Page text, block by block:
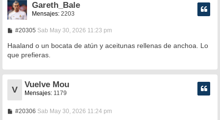
Gareth_Bale
Mensajes: 2203
#20305M
n
a
e
Sab May 30, 2026 11:23 pm
Haaland o un bocata de atún y aceitunas rellenas de anchoa. Lo
que prefieras.
V
Vuelve Mou
Mensajes: 1179
#20306MSab May 30, 2026 11:24 pm